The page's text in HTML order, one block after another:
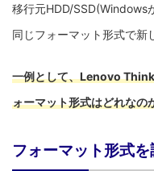
移行元HDD/SSD(Windows
同じフォーマット形式で新
一例として、Lenovo
ォーマット形式はどれなの
フォーマット形式